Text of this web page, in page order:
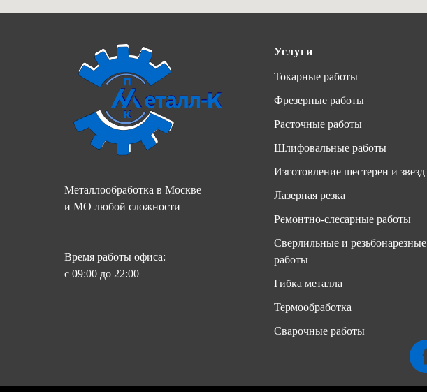
Металлообработка в Москве
и МО любой сложности
Время работы офиса:
с 09:00 до 22:00
Услуги
Токарные работы
Фрезерные работы
Расточные работы
Шлифовальные работы
Изготовление шестерен и звезд
Лазерная резка
Ремонтно-слесарные работы
Сверлильные и резьбонарезные
работы
Гибка металла
Термообработка
Сварочные работы